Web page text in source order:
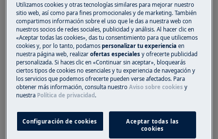
Causa
Las manchas en las prendas o tejidos pueden
deberse a una reacción química del detergente
con algunos productos de belleza, entre otros:
Blanqueador de uso doméstico
Crema facial
Champú
Colorantes o tintes para el pelo
Utilizamos cookies y otras tecnologías similares para mejorar nuestro
sitio web, así como para fines promocionales y de marketing. También
compartimos información sobre el uso que le das a nuestra web con
nuestros socios de redes sociales, publicidad y análisis. Al hacer clic en
«Aceptar todas las cookies», das tu consentimiento para que utilicemos
cookies y, por lo tanto, podamospersonalizar tu experienciaen
nuestra página web, realizarofertas especiales y ofrecerte publicidad
personalizada. Si haces clic en «Continuar sin aceptar», bloquearás
ciertos tipos de cookies no esenciales y tu experiencia de navegación y
los servicios que podemos ofrecerte pueden verse afectados. Para
obtener más información, consulta nuestroAviso sobre cookies y
nuestra Política de privacidad.
Configuración de cookies
Aceptar todas las
cookies